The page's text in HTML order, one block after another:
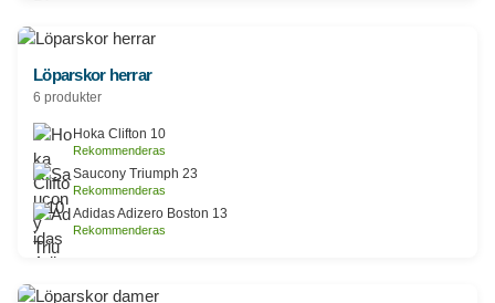
Löparskor herrar
6 produkter
Hoka Clifton 10
Rekommenderas
Saucony Triumph 23
Rekommenderas
Adidas Adizero Boston 13
Rekommenderas